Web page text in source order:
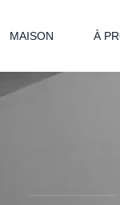
MAISON À